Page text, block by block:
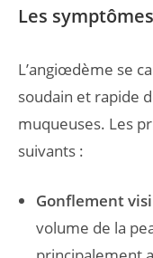
Les
L’angiœdème se
soudain et rapide
muqueuses. Les
suivants :
Gonflement
volume de la